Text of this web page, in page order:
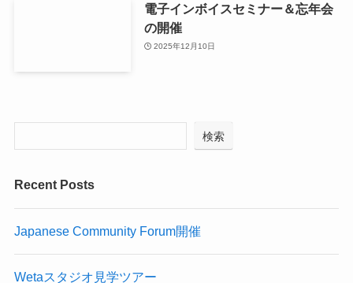
電子インボイスセミナー＆忘年会
の開催
2025年12月10日
検索
Recent Posts
Japanese Community Forum開催
Wetaスタジオ見学ツアー